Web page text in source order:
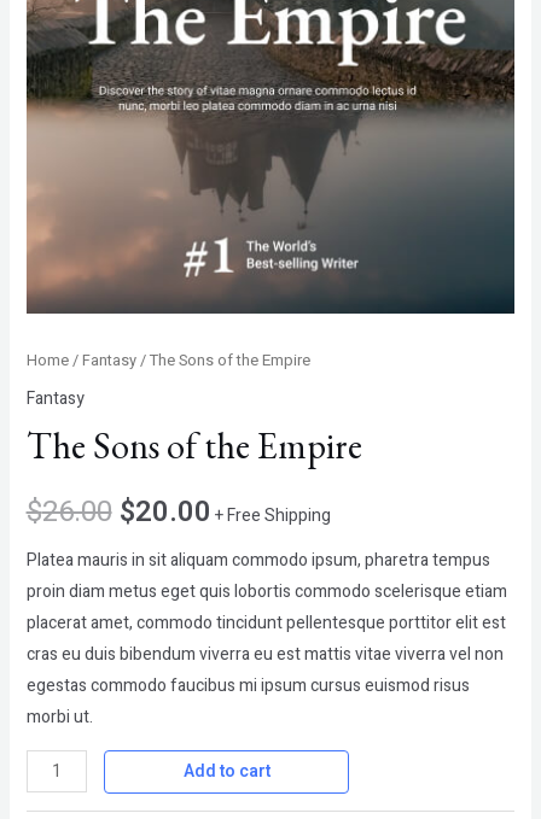
Home/Fantasy/ The Sons of the Empire
Fantasy
The Sons of the Empire
$26.00 $20.00 + Free Shipping
Platea mauris in sit aliquam commodo ipsum, pharetra tempus
proin diam metus eget quis lobortis commodo scelerisque etiam
placerat amet, commodo tincidunt pellentesque porttitor elit est
cras eu duis bibendum viverra eu est mattis vitae viverra vel non
egestas commodo faucibus mi ipsum cursus euismod risus
morbi ut.
Add to cart